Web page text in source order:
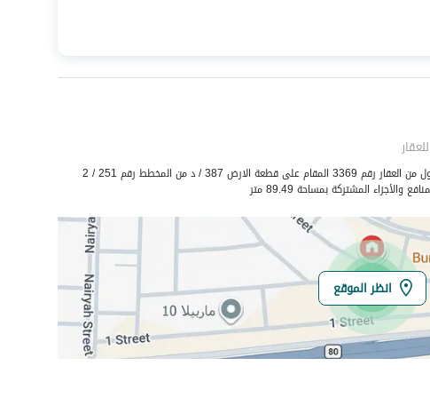
عدد الغرف
5
صرف صحي نعم
هل يوجد اي التزام
على العقار ؟
لا
مطابقة لكود البناء -
الشقة رقم 5 / 1 في الدور الأول من العقار رقم 3369 المقام على قطعة الارض 387 / د من المخطط رقم 251 / 2
انظر الموقع